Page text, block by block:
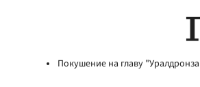
Покушение на главу